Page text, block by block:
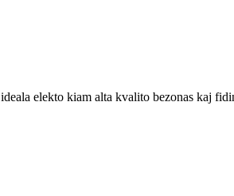
elekto kiam alta kvalito bezonas kaj